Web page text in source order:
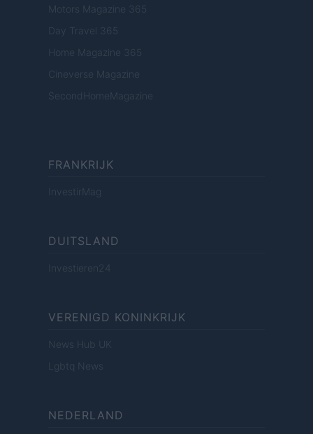
Motors Magazine 365
Day Travel 365
Home Magazine 365
Cineverse Magazine
SecondHomeMagazine
FRANKRIJK
InvestirMag
DUITSLAND
Investieren24
VERENIGD KONINKRIJK
News Hub UK
Lgbtq News
NEDERLAND